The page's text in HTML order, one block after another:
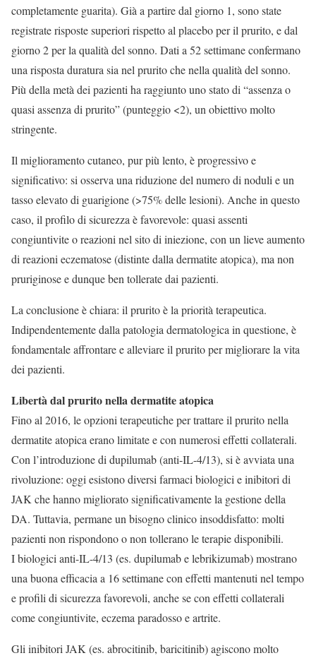
completamente guarita). Già a partire dal giorno 1, sono state
registrate risposte superiori rispetto al placebo per il prurito, e dal
giorno 2 per la qualità del sonno. Dati a 52 settimane confermano
una risposta duratura sia nel prurito che nella qualità del sonno.
Più della metà dei pazienti ha raggiunto uno stato di “assenza o
quasi assenza di prurito” (punteggio <2), un obiettivo molto
stringente.
Il miglioramento cutaneo, pur più lento, è progressivo e
significativo: si osserva una riduzione del numero di noduli e un
tasso elevato di guarigione (>75% delle lesioni). Anche in questo
caso, il profilo di sicurezza è favorevole: quasi assenti
congiuntivite o reazioni nel sito di iniezione, con un lieve aumento
di reazioni eczematose (distinte dalla dermatite atopica), ma non
pruriginose e dunque ben tollerate dai pazienti.
La conclusione è chiara: il prurito è la priorità terapeutica.
Indipendentemente dalla patologia dermatologica in questione, è
fondamentale affrontare e alleviare il prurito per migliorare la vita
dei pazienti.
Libertà dal prurito nella dermatite atopica
Fino al 2016, le opzioni terapeutiche per trattare il prurito nella
dermatite atopica erano limitate e con numerosi effetti collaterali.
Con l’introduzione di dupilumab (anti-IL-4/13), si è avviata una
rivoluzione: oggi esistono diversi farmaci biologici e inibitori di
JAK che hanno migliorato significativamente la gestione della
DA. Tuttavia, permane un bisogno clinico insoddisfatto: molti
pazienti non rispondono o non tollerano le terapie disponibili.
I biologici anti-IL-4/13 (es. dupilumab e lebrikizumab) mostrano
una buona efficacia a 16 settimane con effetti mantenuti nel tempo
e profili di sicurezza favorevoli, anche se con effetti collaterali
come congiuntivite, eczema paradosso e artrite.
Gli inibitori JAK (es. abrocitinib, baricitinib) agiscono molto